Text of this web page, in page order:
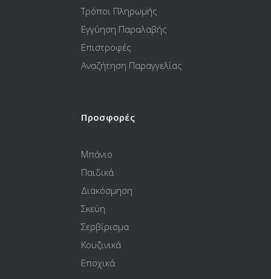
Τρόποι Πληρωμής
Εγγύηση Παραλαβής
Επιστροφές
Αναζήτηση Παραγγελίας
Προσφορές
Μπάνιο
Παιδικά
Διακόσμηση
Σκεύη
Σερβίρισμα
Κουζινικά
Εποχικά